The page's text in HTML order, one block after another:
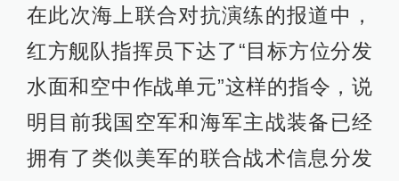
在此次海上联合对抗演练的报道中，
红方舰队指挥员下达了“目标方位分发
水面和空中作战单元”这样的指令，说
明目前我国空军和海军主战装备已经
拥有了类似美军的联合战术信息分发